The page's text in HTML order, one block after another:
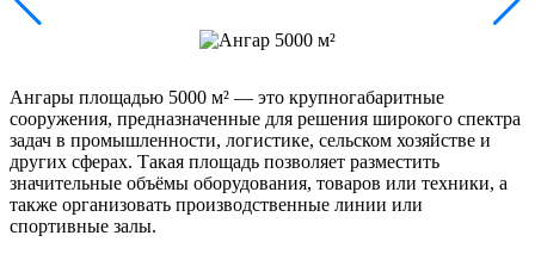
Ангары площадью 5000 м² — это крупногабаритные
сооружения, предназначенные для решения широкого спектра
задач в промышленности, логистике, сельском хозяйстве и
других сферах. Такая площадь позволяет разместить
значительные объёмы оборудования, товаров или техники, а
также организовать производственные линии или
спортивные залы.